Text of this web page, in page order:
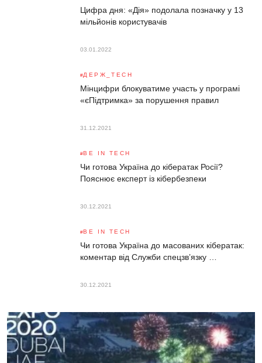
Цифра дня: «Дія» подолала позначку у 13
мільйонів користувачів
03.01.2022
ДЕРЖ_TECH
Мінцифри блокуватиме участь у програмі
«єПідтримка» за порушення правил
31.12.2021
BE IN TECH
Чи готова Україна до кібератак Росії?
Пояснює експерт із кібербезпеки
30.12.2021
BE IN TECH
Чи готова Україна до масованих кібератак:
коментар від Служби спецзв’язку …
30.12.2021